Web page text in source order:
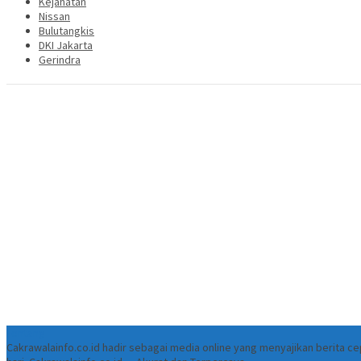
Nissan
Bulutangkis
DKI Jakarta
Gerindra
Cakrawalainfo.co.id hadir sebagai media online yang menyajikan berita